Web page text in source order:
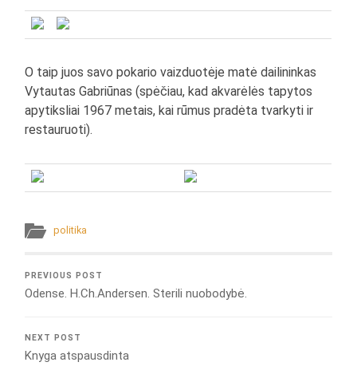
O taip juos savo pokario vaizduotėje matė dailininkas
Vytautas Gabriūnas (spėčiau, kad akvarėlės tapytos
apytiksliai 1967 metais, kai rūmus pradėta tvarkyti ir
restauruoti).
politika
PREVIOUS POST
Odense. H.Ch.Andersen. Sterili nuobodybė.
NEXT POST
Knyga atspausdinta